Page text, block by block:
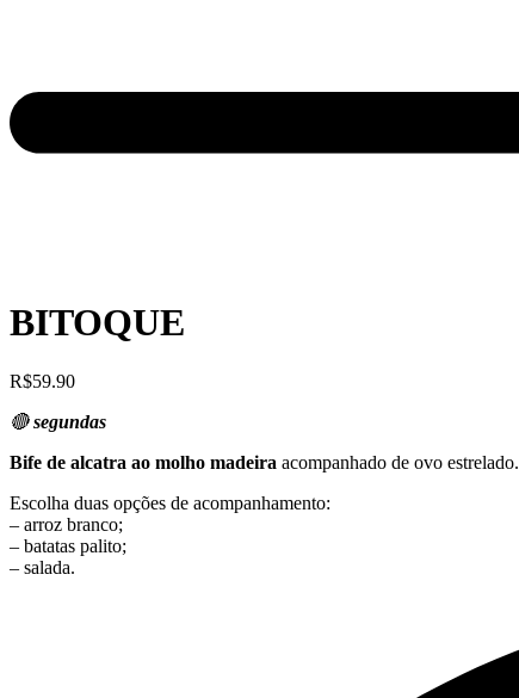
BITOQUE
R$59.90
🔴segundas
Bife de alcatra ao molho madeira acompanhado de ovo estrelado.
Escolha duas opções de acompanhamento:
– arroz branco;
– batatas palito;
– salada.